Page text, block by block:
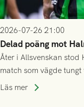
2026-07-26 21:00
Delad poäng mot
Åter i Allsvenskan stod
match som vägde
delades efter dramatik
Läs mer